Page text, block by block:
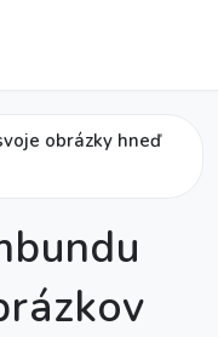
obrázky hneď